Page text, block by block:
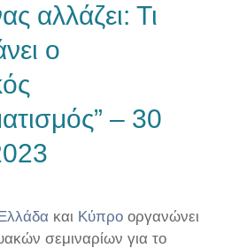
αλλάζει: Τι
ο
– 30
και Κύπροοργανώνει
σεμιναρίων για το